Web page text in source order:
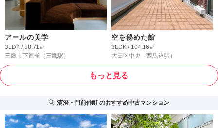
アールの美学
3LDK / 88.71㎡
三鷹市下連雀 （三鷹駅）
空を秘めた館
3LDK / 104.16㎡
大田区中央 （西馬込駅）
もっと見る
清澄・門前仲町のおすすめ中古マンション